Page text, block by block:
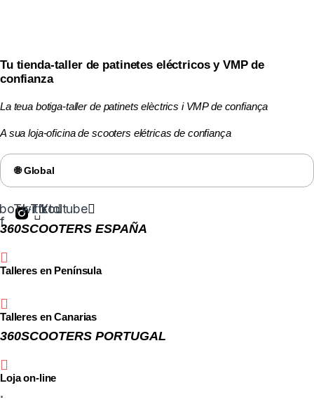
Tu tienda-taller de patinetes eléctricos y VMP de
confianza​
La teua botiga-taller de patinets elèctrics i VMP de confiança​
A sua loja-oficina de scooters elétricas de confiança
🌐 Global
f
Twitter
Tiktok
Youtube
360SCOOTERS ESPAÑA
Talleres en Península
Talleres en Canarias
360SCOOTERS PORTUGAL
Loja on-line
·